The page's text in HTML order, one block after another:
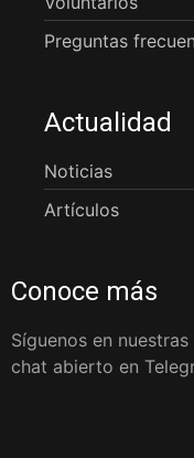
Preguntas
Actualidad
Noticias
Artículos
Conoce más
Síguenos en
chat abierto en